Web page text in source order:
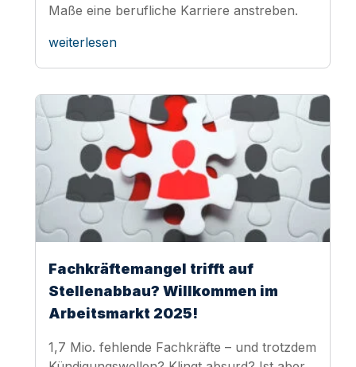
Maße eine berufliche Karriere anstreben.
weiterlesen
Fachkräftemangel trifft auf
Stellenabbau? Willkommen im
Arbeitsmarkt 2025!
1,7 Mio. fehlende Fachkräfte – und trotzdem